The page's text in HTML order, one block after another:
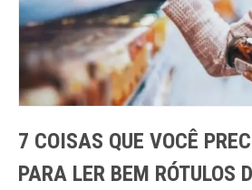
7 COISAS QUE VOCÊ
PARA LER BEM RÓTULOS